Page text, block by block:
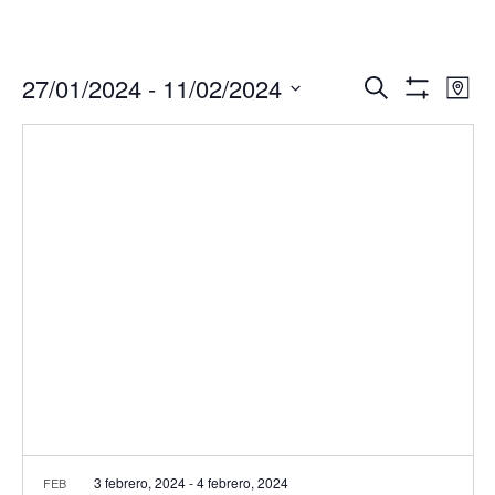
Buscar
Filtros
de
Mapa
27/01/2024 - 11/02/2024
FEB 3 febrero, 2024-4 febrero, 2024